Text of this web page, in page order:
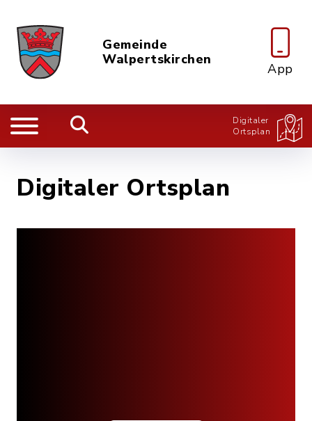
Gemeinde
Walpertskirchen
App
Digitaler
Ortsplan
Digitaler Ortsplan